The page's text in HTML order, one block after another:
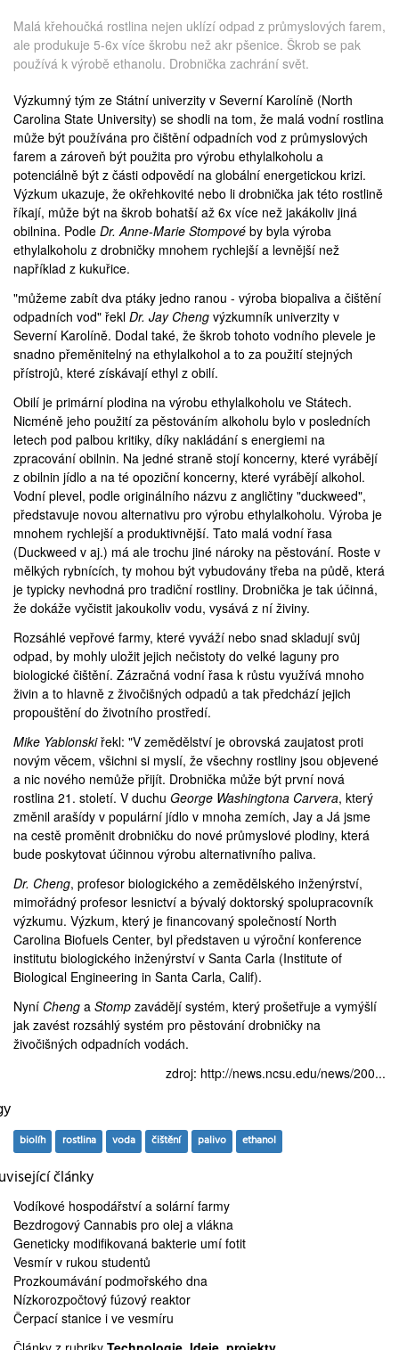
Malá křehoučká rostlina nejen uklízí odpad z průmyslových farem,
ale produkuje 5-6x více škrobu než akr pšenice. Škrob se pak
používá k výrobě ethanolu. Drobnička zachrání svět.
Výzkumný tým ze Státní univerzity v Severní Karolíně (North
Carolina State University) se shodli na tom, že malá vodní rostlina
může být používána pro čištění odpadních vod z průmyslových
farem a zároveň být použita pro výrobu ethylalkoholu a
potenciálně být z části odpovědí na globální energetickou krizi.
Výzkum ukazuje, že okřehkovité nebo li drobnička jak této rostlině
říkají, může být na škrob bohatší až 6x více než jakákoliv jiná
obilnina. Podle Dr. Anne-Marie Stompové by byla výroba
ethylalkoholu z drobničky mnohem rychlejší a levnější než
například z kukuřice.
"můžeme zabít dva ptáky jedno ranou - výroba biopaliva a čištění
odpadních vod" řekl Dr. Jay Cheng výzkumník univerzity v
Severní Karolíně. Dodal také, že škrob tohoto vodního plevele je
snadno přeměnitelný na ethylalkohol a to za použití stejných
přístrojů, které získávají ethyl z obilí.
Obilí je primární plodina na výrobu ethylalkoholu ve Státech.
Nicméně jeho použití za pěstováním alkoholu bylo v posledních
letech pod palbou kritiky, díky nakládání s energiemi na
zpracování obilnin. Na jedné straně stojí koncerny, které vyrábějí
z obilnin jídlo a na té opoziční koncerny, které vyrábějí alkohol.
Vodní plevel, podle originálního názvu z angličtiny "duckweed",
představuje novou alternativu pro výrobu ethylalkoholu. Výroba je
mnohem rychlejší a produktivnější. Tato malá vodní řasa
(Duckweed v aj.) má ale trochu jiné nároky na pěstování. Roste v
mělkých rybnících, ty mohou být vybudovány třeba na půdě, která
je typicky nevhodná pro tradiční rostliny. Drobnička je tak účinná,
že dokáže vyčistit jakoukoliv vodu, vysává z ní živiny.
Rozsáhlé vepřové farmy, které vyváží nebo snad skladují svůj
odpad, by mohly uložit jejich nečistoty do velké laguny pro
biologické čištění. Zázračná vodní řasa k růstu využívá mnoho
živin a to hlavně z živočišných odpadů a tak předchází jejich
propouštění do životního prostředí.
Mike Yablonskiřekl: "V zemědělství je obrovská zaujatost proti
novým věcem, všichni si myslí, že všechny rostliny jsou objevené
a nic nového nemůže přijít. Drobnička může být první nová
rostlina 21. století. V duchu George Washingtona Carvera, který
změnil arašídy v populární jídlo v mnoha zemích, Jay a Já jsme
na cestě proměnit drobničku do nové průmyslové plodiny, která
bude poskytovat účinnou výrobu alternativního paliva.
Dr. Cheng, profesor biologického a zemědělského inženýrství,
mimořádný profesor lesnictví a bývalý doktorský spolupracovník
výzkumu. Výzkum, který je financovaný společností North
Carolina Biofuels Center, byl představen u výroční konference
institutu biologického inženýrství v Santa Carla (Institute of
Biological Engineering in Santa Carla, Calif).
Nyní Cheng a Stomp zavádějí systém, který prošetřuje a vymýšlí
jak zavést rozsáhlý systém pro pěstování drobničky na
živočišných odpadních vodách.
zdroj: http://news.ncsu.edu/news/200...
biolíh rostlina voda čištění palivo ethanol
články
Vodíkové hospodářství a solární farmy
Bezdrogový Cannabis pro olej a vlákna
Geneticky modifikovaná bakterie umí fotit
Vesmír v rukou studentů
Prozkoumávání podmořského dna
Nízkorozpočtový fúzový reaktor
Čerpací stanice i ve vesmíru